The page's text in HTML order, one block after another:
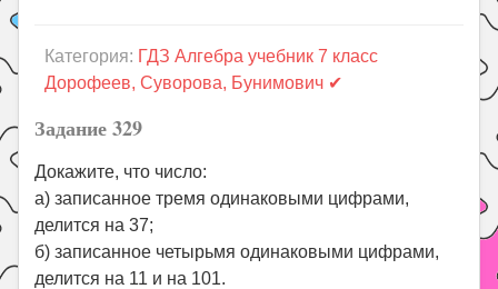
Праздники
Летом!
Поиск
Категория: ГДЗ Алгебра учебник 7 класс
Дорофеев, Суворова, Бунимович ✔
Задание 329
Докажите, что число:
а) записанное тремя одинаковыми цифрами,
делится на 37;
б) записанное четырьмя одинаковыми цифрами,
делится на 11 и на 101.